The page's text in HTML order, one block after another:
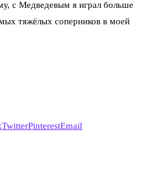
с Медведевым я играл больше
тяжёлых соперников в моей
TwitterPinterestEmail